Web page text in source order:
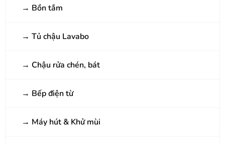
→ Bồn tắm
→ Tủ chậu Lavabo
→ Chậu rửa chén, bát
→ Bếp điện từ
→ Máy hút & Khử mùi